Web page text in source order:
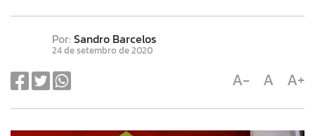
Por: Sandro Barcelos
24 de setembro de 2020
A- A A+